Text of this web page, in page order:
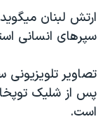
تریبونال مردمی آبان
دادگاه حمید نوری
چهل سال
قانون شفافیت
ارتش لبنان
سپرهای انسانی
تصاوير
پس از شليک
است.